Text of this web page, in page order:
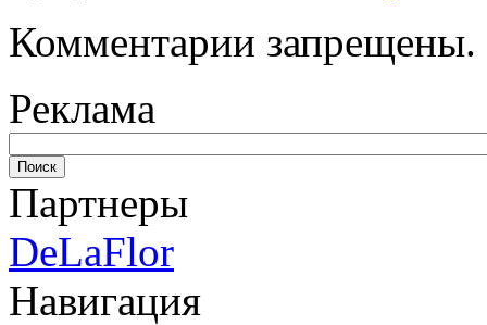
Комментарии запрещены.
Реклама
Партнеры
DeLaFlor
Навигация